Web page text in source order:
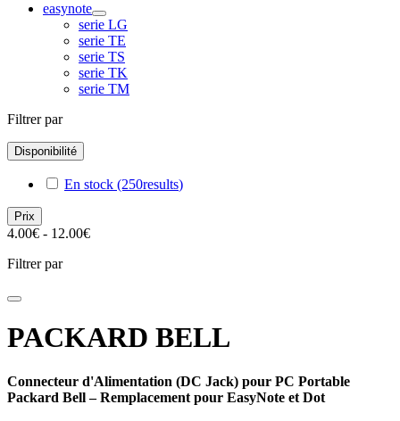
easynote
serie LG
serie TE
serie TS
serie TK
serie TM
Filtrer par
Disponibilité
En stock (250results)
Prix
4.00€ - 12.00€
Filtrer par
PACKARD BELL
Connecteur d'Alimentation (DC Jack) pour PC Portable
Packard Bell – Remplacement pour EasyNote et Dot